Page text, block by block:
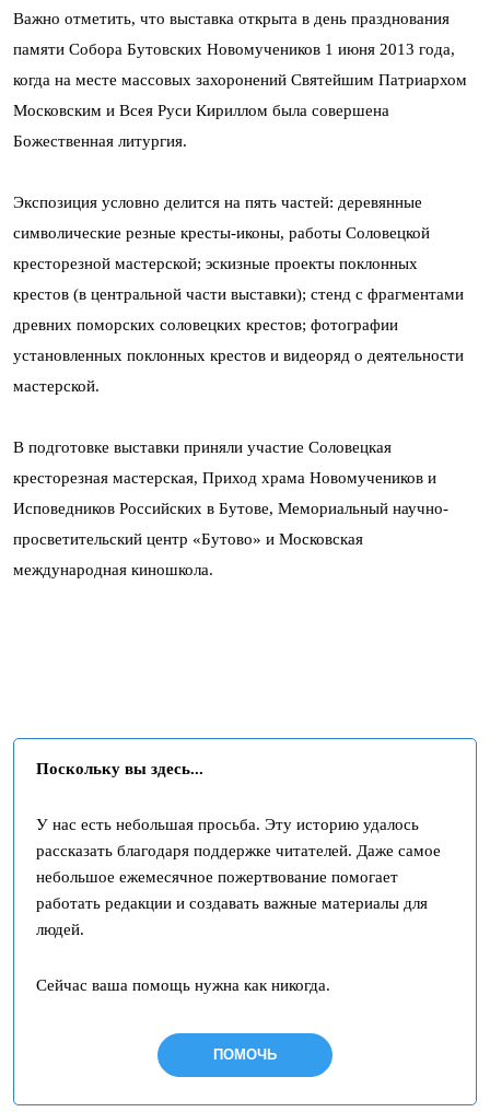
Важно отметить, что выставка открыта в день празднования
памяти Собора Бутовских Новомучеников 1 июня 2013 года,
когда на месте массовых захоронений Святейшим Патриархом
Московским и Всея Руси Кириллом была совершена
Божественная литургия.
Экспозиция условно делится на пять частей: деревянные
символические резные кресты-иконы, работы Соловецкой
кресторезной мастерской; эскизные проекты поклонных
крестов (в центральной части выставки); стенд с фрагментами
древних поморских соловецких крестов; фотографии
установленных поклонных крестов и видеоряд о деятельности
мастерской.
В подготовке выставки приняли участие Соловецкая
кресторезная мастерская, Приход храма Новомучеников и
Исповедников Российских в Бутове, Мемориальный научно-
просветительский центр «Бутово» и Московская
международная киношкола.
Поскольку вы здесь...
У нас есть небольшая просьба. Эту историю удалось
рассказать благодаря поддержке читателей. Даже самое
небольшое ежемесячное пожертвование помогает
работать редакции и создавать важные материалы для
людей.
Сейчас ваша помощь нужна как никогда.
ПОМОЧЬ